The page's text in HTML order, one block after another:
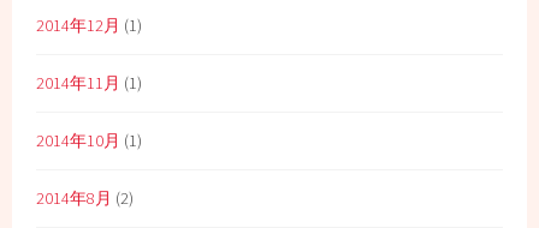
2014年12月 (1)
2014年11月 (1)
2014年10月 (1)
2014年8月 (2)